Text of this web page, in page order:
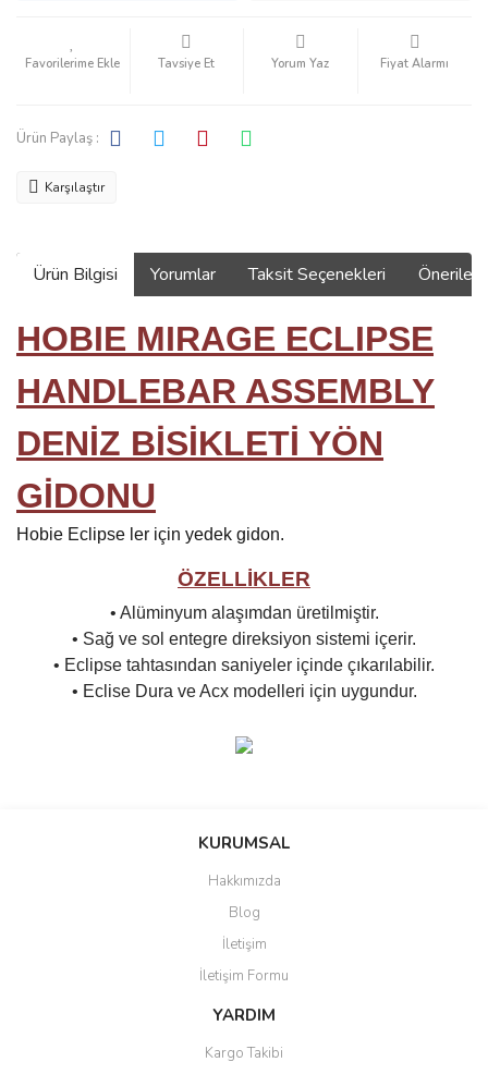
Tavsiye Et Yorum Yaz Fiyat Alarmı
Ürün Paylaş :
Karşılaştır
Ürün Bilgisi Yorumlar Taksit Seçenekleri
HOBIE MIRAGE ECLIPSE
HANDLEBAR ASSEMBLY
DENİZ BİSİKLETİ YÖN
GİDONU
Hobie Eclipse ler için yedek gidon.
ÖZELLİKLER
• Alüminyum alaşımdan üretilmiştir.
• Sağ ve sol entegre direksiyon sistemi içerir.
• Eclipse tahtasından saniyeler içinde çıkarılabilir.
• Eclise Dura ve Acx modelleri için uygundur.
Bu ürüne ilk yorumu siz yapın!
Ürün resmi kalitesiz, bozuk veya görüntülenemiyor.
Ürün açıklamasında eksik bilgiler bulunuyor.
Ürün bilgilerinde hatalar bulunuyor.
Ürün fiyatı diğer sitelerden daha pahalı.
KURUMSAL
Hakkımızda
Blog
İletişim
İletişim Formu
YARDIM
Kargo Takibi